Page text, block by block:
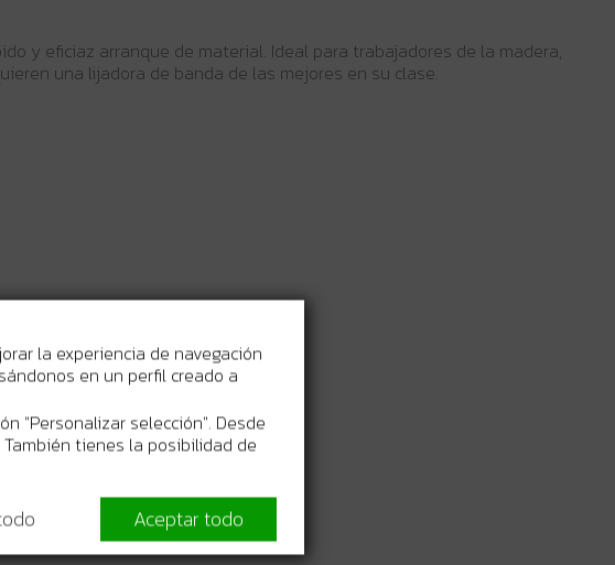
y eficiaz arranque de material. Ideal para trabajadores de la madera,
una lijadora de banda de las mejores en su clase.
la experiencia de navegación
en un perfil creado a
"Personalizar selección". Desde
tienes la posibilidad de
Aceptar todo